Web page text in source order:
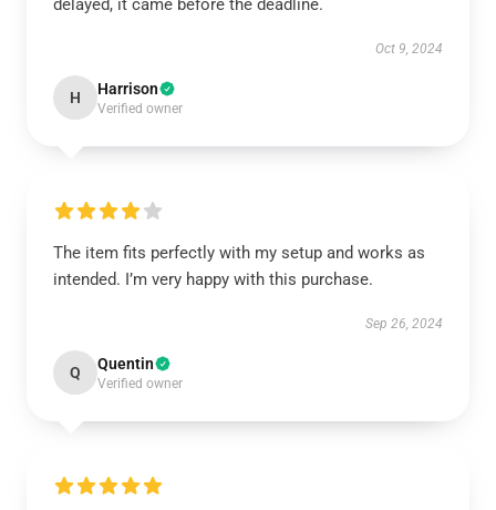
delayed, it came before the deadline.
Oct 9, 2024
H Harrison
Verified owner
The item fits perfectly with my setup and works as
intended. I’m very happy with this purchase.
Sep 26, 2024
Q Quentin
Verified owner